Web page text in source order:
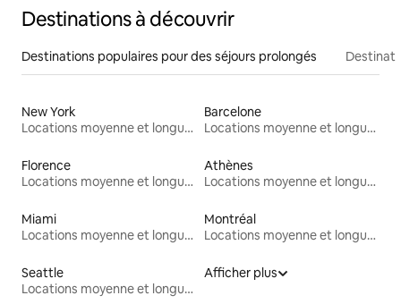
Destinations à découvrir
Destinations populaires pour des séjours prolongés
New York
Locations moyenne et longue durée
Barcelone
Locations moyenne et longue durée
Florence
Locations moyenne et longue durée
Athènes
Locations moyenne et longue durée
Miami
Locations moyenne et longue durée
Montréal
Locations moyenne et longue durée
Seattle
Locations moyenne et longue durée
Afficher plus